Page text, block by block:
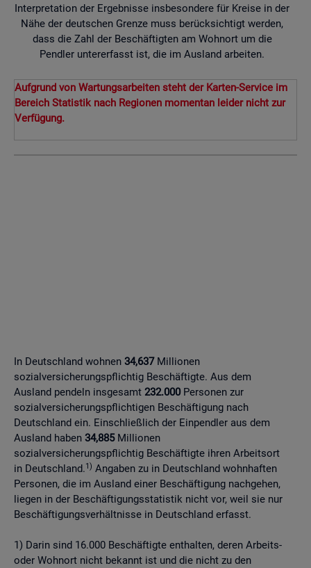
Interpretation der Ergebnisse insbesondere für Kreise in der
Nähe der deutschen Grenze muss berücksichtigt werden,
dass die Zahl der Beschäftigten am Wohnort um die
Pendler untererfasst ist, die im Ausland arbeiten.
Aufgrund von Wartungsarbeiten steht der Karten-Service im
Bereich Statistik nach Regionen momentan leider nicht zur
Verfügung.
In Deutschland wohnen 34,637Millionen
sozialversicherungspflichtig Beschäftigte. Aus dem
Ausland pendeln insgesamt 232.000Personen zur
sozialversicherungspflichtigen Beschäftigung nach
Deutschland ein. Einschließlich der Einpendler aus dem
Ausland haben 34,885Millionen
sozialversicherungspflichtig Beschäftigte ihren Arbeitsort
in Deutschland.1) Angaben zu in Deutschland wohnhaften
Personen, die im Ausland einer Beschäftigung nachgehen,
liegen in der Beschäftigungsstatistik nicht vor, weil sie nur
Beschäftigungsverhältnisse in Deutschland erfasst.
1) Darin sind 16.000 Beschäftigte enthalten, deren Arbeits-
oder Wohnort nicht bekannt ist und die nicht zu den